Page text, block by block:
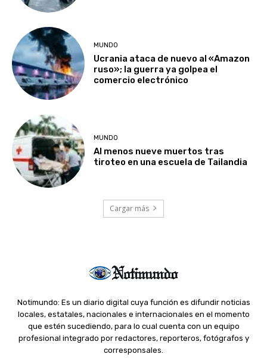
MUNDO
Ucrania ataca de nuevo al «Amazon
ruso»; la guerra ya golpea el
comercio electrónico
MUNDO
Al menos nueve muertos tras
tiroteo en una escuela de Tailandia
Cargar más
Notimundo: Es un diario digital cuya función es difundir noticias
locales, estatales, nacionales e internacionales en el momento
que estén sucediendo, para lo cual cuenta con un equipo
profesional integrado por redactores, reporteros, fotógrafos y
corresponsales.